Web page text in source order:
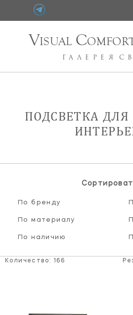
VISUAL C
ГАЛЕРЕЯ
ПОДСВЕТКА
По бренду
По материалу
По наличию
Количество: 166